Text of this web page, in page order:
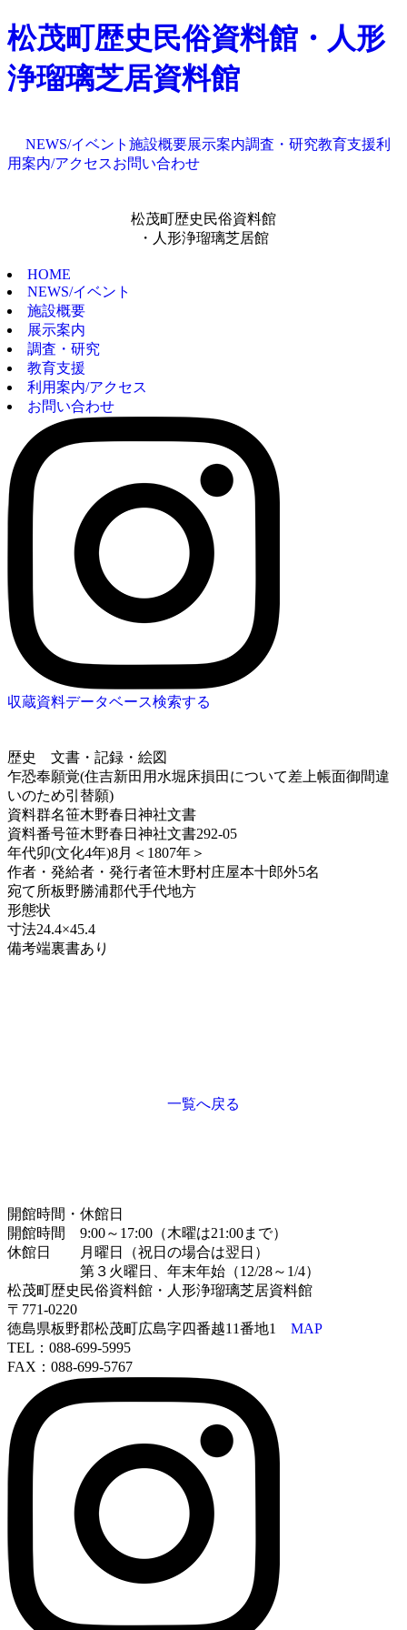
松茂町歴史民俗資料館・人形
浄瑠璃芝居資料館
NEWS/イベント 施設概要展示案内調査・研究教育支援利
用案内/アクセスお問い合わせ
松茂町歴史民俗資料館
・人形浄瑠璃芝居館
HOME
NEWS/イベント
施設概要
展示案内
調査・研究
教育支援
利用案内/アクセス
お問い合わせ
収蔵資料データベース検索する
歴史
文書・記録・絵図
乍恐奉願覚(住吉新田用水堀床損田について差上帳面御間違
いのため引替願)
資料群名笹木野春日神社文書
資料番号笹木野春日神社文書292-05
年代卯(文化4年)8月＜1807年＞
作者・発給者・発行者笹木野村庄屋本十郎外5名
宛て所板野勝浦郡代手代地方
形態状
寸法24.4×45.4
備考端裏書あり
一覧へ戻る
開館時間・休館日
開館時間 9:00～17:00（木曜は21:00まで）
休館日 月曜日（祝日の場合は翌日）
第３火曜日、年末年始（12/28～1/4）
松茂町歴史民俗資料館・人形浄瑠璃芝居資料館
〒771-0220
徳島県板野郡松茂町広島字四番越11番地1 MAP
TEL：088-699-5995
FAX：088-699-5767